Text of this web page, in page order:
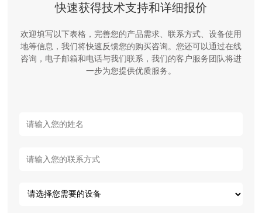
快速获得技术支持和详细报价
欢迎填写以下表格，完善您的产品需求、联系方式、设备使用
地等信息，我们将快速反馈您的购买咨询。您还可以通过在线
咨询，电子邮箱和电话与我们联系，我们的客户服务团队将进
一步为您提供优质服务。